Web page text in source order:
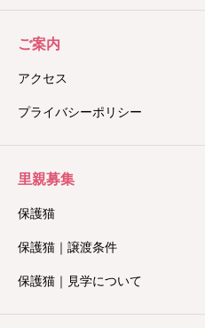
ご案内
アクセス
プライバシーポリシー
里親募集
保護猫
保護猫｜譲渡条件
保護猫｜見学について